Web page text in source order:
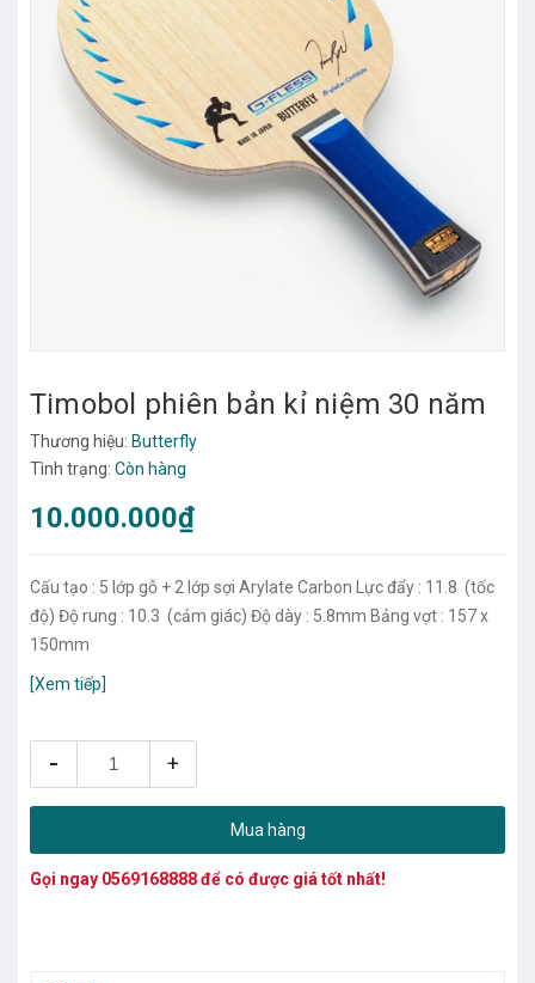
Timobol phiên bản kỉ niệm 30 năm
Thương hiệu: Butterfly
Tình trạng: Còn hàng
10.000.000₫
Cấu tạo : 5 lớp gỗ + 2 lớp sợi Arylate Carbon Lực đẩy : 11.8 (tốc
độ) Độ rung : 10.3 (cảm giác) Độ dày : 5.8mm Bảng vợt : 157 x
150mm
[Xem tiếp]
- +
Mua hàng
Gọi ngay 0569168888để có được giá tốt nhất!